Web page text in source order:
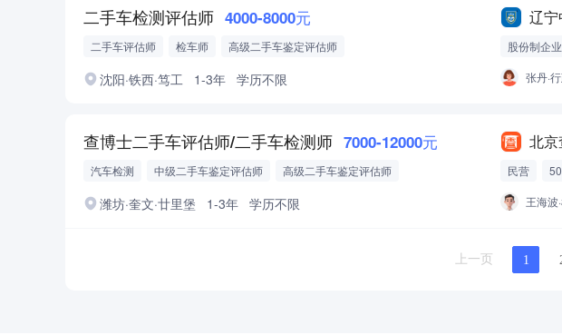
二手车检测评估师 4000-8000元
二手车评估师 检车师
高级二手车鉴定评估师
重型货车
中型货车 微/轻货车
沈阳·铁西·笃工 1-3年 学历不限
股份制企业
张丹·
查博士二手车评估师/二手车检测师 7000-12000元
汽车检测 中级二手车鉴定评估师
高级二手车鉴定评估师
潍坊·奎文·廿里堡 1-3年 学历不限
北
民营
王海波
上一页 1